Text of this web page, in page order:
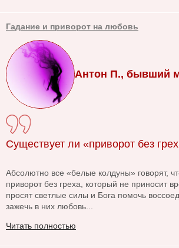
Гадание и приворот на любовь
Антон П., бывший
Существует ли «приворот без
Абсолютно все «белые колдуны» говорят,
приворот без греха, который не приносит
просят светлые силы и Бога помочь
зажечь в них любовь...
Читать полностью